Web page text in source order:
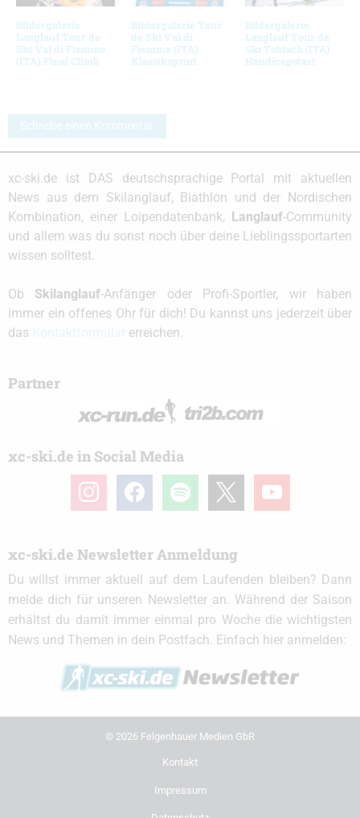
Bildergalerie
Langlauf Tour de
Ski Val di Fiemme
(ITA) Final Climb
Bildergalerie Tour
de Ski Val di
Fiemme (ITA)
Klassiksprint
Bildergalerie
Langlauf Tour de
Ski Toblach (ITA)
Handicapstart
Schreibe einen Kommentar
xc-ski.de ist DAS deutschsprachige Portal mit aktuellen
News aus dem Skilanglauf, Biathlon und der Nordischen
Kombination, einer Loipendatenbank, Langlauf-Community
und allem was du sonst noch über deine Lieblingssportarten
wissen solltest.
Ob Skilanglauf-Anfänger oder Profi-Sportler, wir haben
immer ein offenes Ohr für dich! Du kannst uns jederzeit über
das
erreichen.
Partner
xc-ski.de in Social Media
instagramfacebook spotify youtube
xc-ski.de Newsletter Anmeldung
Du willst immer aktuell auf dem Laufenden bleiben? Dann
melde dich für unseren Newsletter an. Während der Saison
erhältst du damit immer einmal pro Woche die wichtigsten
News und Themen in dein Postfach. Einfach hier anmelden:
© 2026 Felgenhauer Medien GbR
Kontakt
Impressum